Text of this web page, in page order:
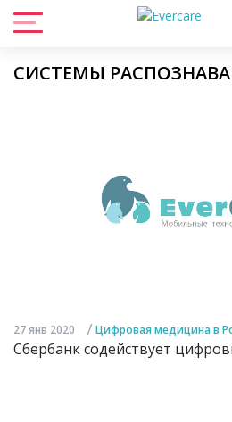
СИСТЕМЫ
27 янв 2020 / Цифровая медицина в
Сбербанк содействует